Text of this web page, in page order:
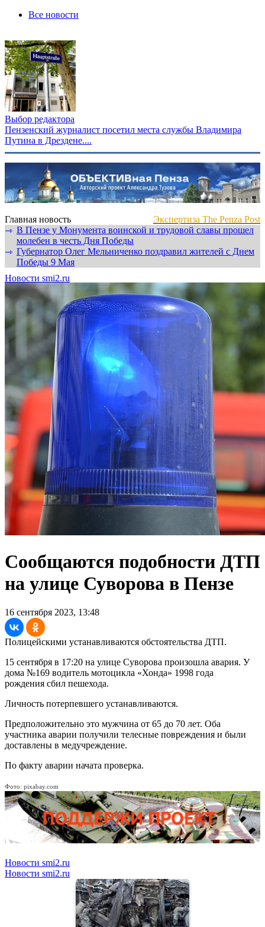
Все новости
Выбор редактора
Пензенский журналист посетил места службы Владимира
Путина в Дрездене....
Главная новость
Экспертиза The Penza Post
⇾ В Пензе у Монумента воинской и трудовой славы прошел
молебен в честь Дня Победы
⇾ Губернатор Олег Мельниченко поздравил жителей с Днем
Победы 9 Мая
Новости smi2.ru
Сообщаются подобности ДТП
на улице Суворова в Пензе
16 сентября 2023, 13:48
Полицейскими устанавливаются обстоятельства ДТП.
15 сентября в 17:20 на улице Суворова произошла авария. У
дома №169 водитель мотоцикла «Хонда» 1998 года
рождения сбил пешехода.
Личность потерпевшего устанавливаются.
Предположительно это мужчина от 65 до 70 лет. Оба
участника аварии получили телесные повреждения и были
доставлены в медучреждение.
По факту аварии начата проверка.
Фото: pixabay.com
Новости smi2.ru
Новости smi2.ru